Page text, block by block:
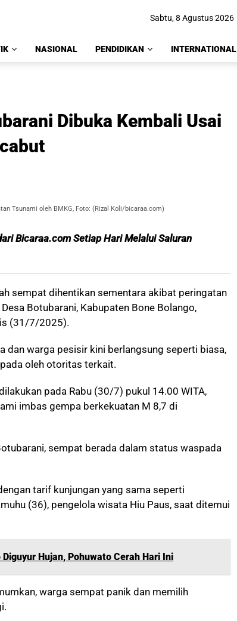
Sabtu, 8 Agustus 2026
NASIONAL PENDIDIKAN INTERNATIONAL
Dibuka Kembali Usai
Tsunami oleh BMKG, Foto: (Rizal Koli/bicaraa.com)
Bicaraa.com Setiap Hari Melalui Saluran
sempat dihentikan sementara akibat peringatan
Botubarani, Kabupaten Bone Bolango,
(31/7/2025).
dan warga pesisir kini berlangsung seperti biasa,
oleh otoritas terkait.
pada Rabu (30/7) pukul 14.00 WITA,
imbas gempa berkekuatan M 8,7 di
sempat berada dalam status waspada
tarif kunjungan yang sama seperti
(36), pengelola wisata Hiu Paus, saat ditemui
Hujan, Pohuwato Cerah Hari Ini
warga sempat panik dan memilih